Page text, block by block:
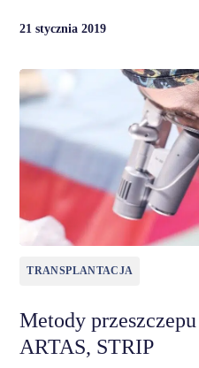
21 stycznia 2019
TRANSPLANTACJA
Metody
ARTAS, STRIP